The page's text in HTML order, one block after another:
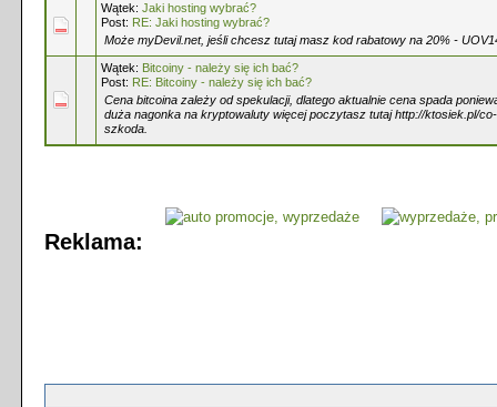
Wątek: Jaki hosting wybrać?
Post: RE: Jaki hosting wybrać?
Może myDevil.net, jeśli chcesz tutaj masz kod rabatowy na 20% -
Wątek: Bitcoiny - należy się ich bać?
Post: RE: Bitcoiny - należy się ich bać?
Cena bitcoina zależy od spekulacji, dlatego aktualnie cena spada
duża nagonka na kryptowaluty więcej poczytasz tutaj http://ktosiek.pl/
szkoda.
Reklama: